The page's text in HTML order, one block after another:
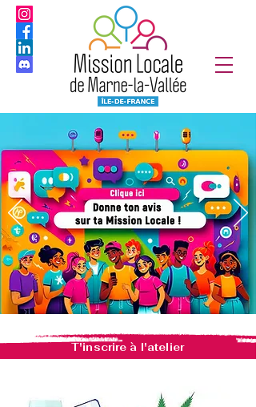
T'inscrire à l'atelier